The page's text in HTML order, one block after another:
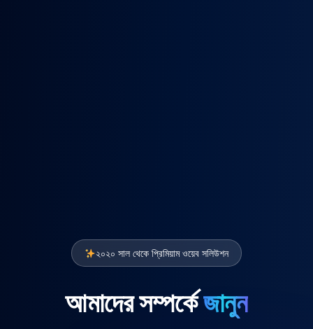
২০২০ সাল থেকে প্রিমিয়াম ওয়েব সলিউশন
আমাদের সম্পর্কেজানুন